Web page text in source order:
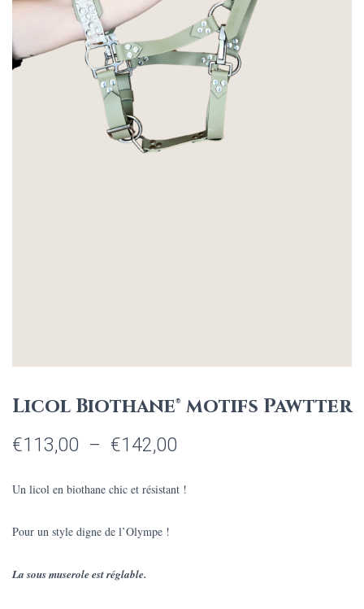
Licol Biothane® motifs Pawtter
€113,00 – €142,00
Un licol en biothane chic et résistant !
Pour un style digne de l’Olympe !
La sous muserole est réglable.